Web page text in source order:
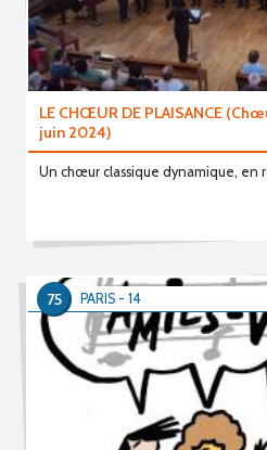
LE CHŒUR DE PLAISANCE
juin 2024)
Un chœur classique dynamique, en
PARIS - 14
75